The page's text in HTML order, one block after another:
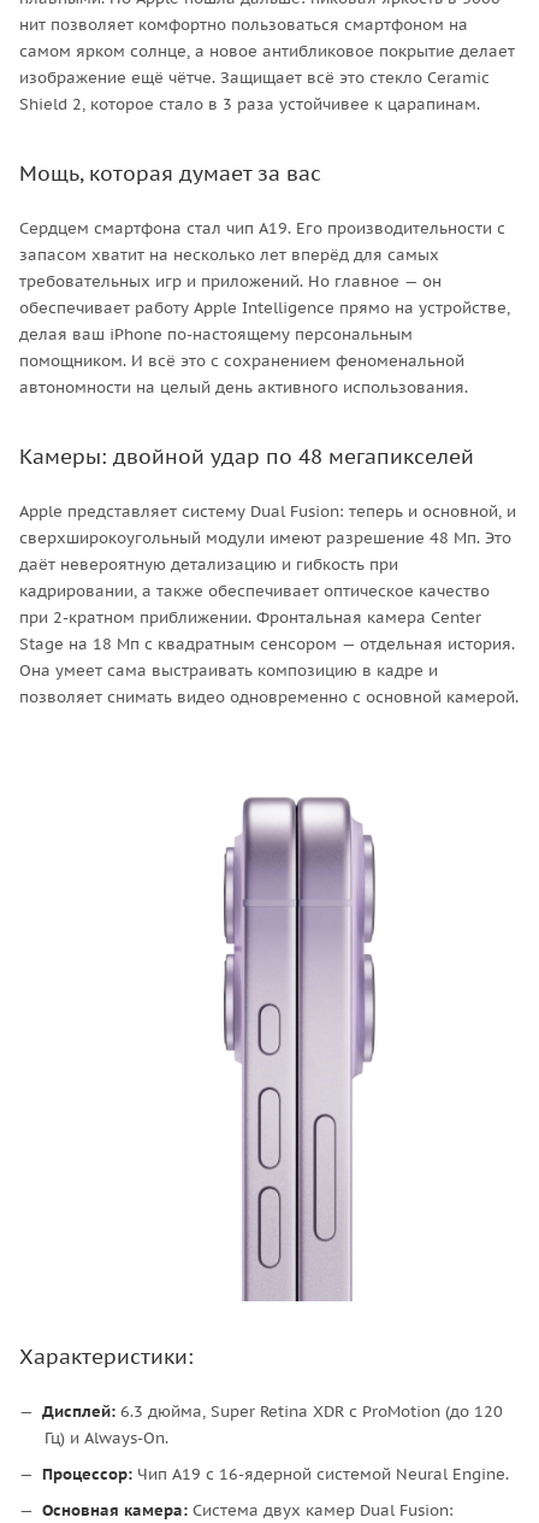
нит позволяет комфортно пользоваться смартфоном на
самом ярком солнце, а новое антибликовое покрытие делает
изображение ещё чётче. Защищает всё это стекло Ceramic
Shield 2, которое стало в 3 раза устойчивее к царапинам.
Мощь, которая думает за вас
Сердцем смартфона стал чип A19. Его производительности с
запасом хватит на несколько лет вперёд для самых
требовательных игр и приложений. Но главное — он
обеспечивает работу Apple Intelligence прямо на устройстве,
делая ваш iPhone по-настоящему персональным
помощником. И всё это с сохранением феноменальной
автономности на целый день активного использования.
Камеры: двойной удар по 48 мегапикселей
Apple представляет систему Dual Fusion: теперь и основной, и
сверхширокоугольный модули имеют разрешение 48 Мп. Это
даёт невероятную детализацию и гибкость при
кадрировании, а также обеспечивает оптическое качество
при 2-кратном приближении. Фронтальная камера Center
Stage на 18 Мп с квадратным сенсором — отдельная история.
Она умеет сама выстраивать композицию в кадре и
позволяет снимать видео одновременно с основной камерой.
Характеристики:
Дисплей: 6.3 дюйма, Super Retina XDR с ProMotion (до 120
Гц) и Always-On.
Процессор: Чип A19 с 16-ядерной системой Neural Engine.
Основная камера: Система двух камер Dual Fusion: